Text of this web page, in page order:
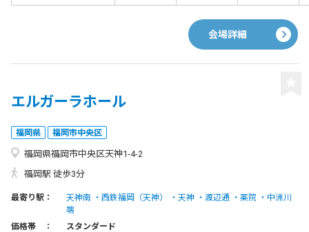
会場詳細
エルガーラホール
福岡県 福岡市中央区
福岡県福岡市中央区天神1-4-2
福岡駅 徒歩3分
最寄り駅： 天神南 西鉄福岡（天神） 天神 渡辺通 薬院
中洲川
端
価格帯 ：
スタンダード